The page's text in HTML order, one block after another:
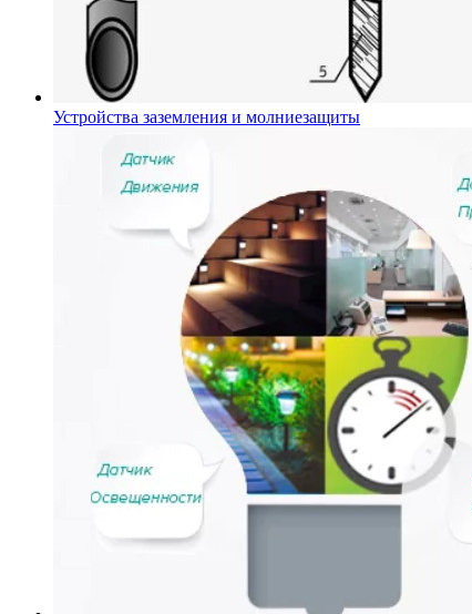
Устройства заземления и молниезащиты